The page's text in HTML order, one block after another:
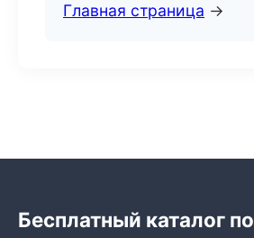
Главная страница →
Бесплатный каталог по